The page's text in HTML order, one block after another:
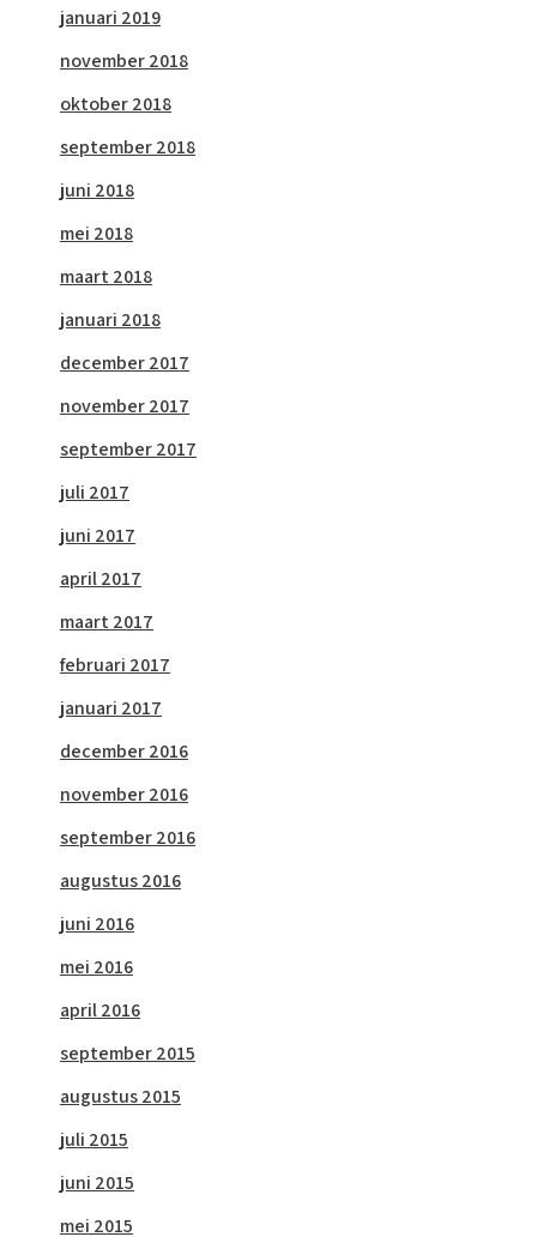
januari 2019
november 2018
oktober 2018
september 2018
juni 2018
mei 2018
maart 2018
januari 2018
december 2017
november 2017
september 2017
juli 2017
juni 2017
april 2017
maart 2017
februari 2017
januari 2017
december 2016
november 2016
september 2016
augustus 2016
juni 2016
mei 2016
april 2016
september 2015
augustus 2015
juli 2015
juni 2015
mei 2015